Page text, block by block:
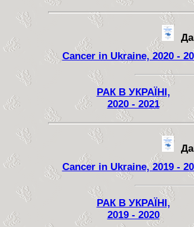
Cancer in Ukraine, 2020 -
РАК В УКРАЇНІ,
2020 - 2021
Cancer in Ukraine, 2019 -
РАК В УКРАЇНІ,
2019 - 2020